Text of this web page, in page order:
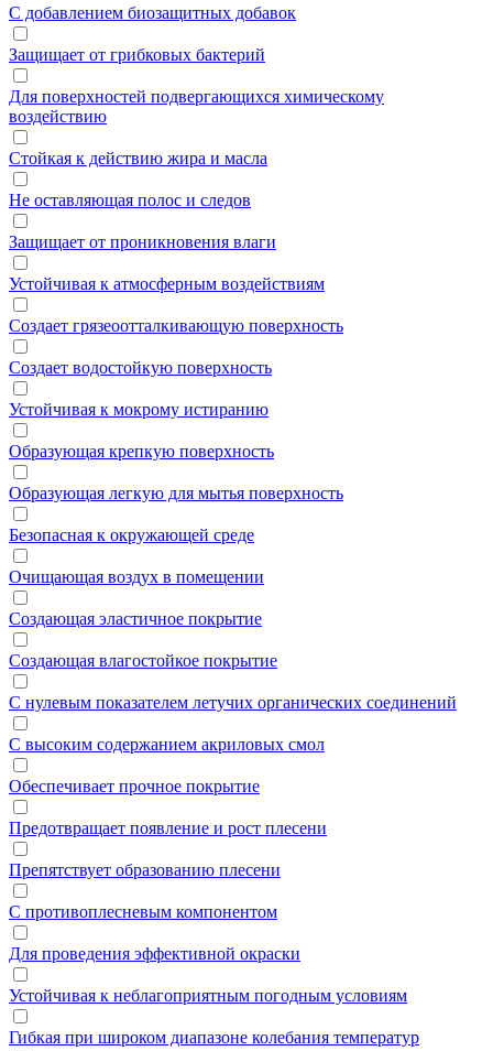
С добавлением биозащитных добавок
Защищает от грибковых бактерий
Для поверхностей подвергающихся химическому
воздействию
Стойкая к действию жира и масла
Не оставляющая полос и следов
Защищает от проникновения влаги
Устойчивая к атмосферным воздействиям
Создает грязеоотталкивающую поверхность
Создает водостойкую поверхность
Устойчивая к мокрому истиранию
Образующая крепкую поверхность
Образующая легкую для мытья поверхность
Безопасная к окружающей среде
Очищающая воздух в помещении
Создающая эластичное покрытие
Создающая влагостойкое покрытие
С нулевым показателем летучих органических соединений
С высоким содержанием акриловых смол
Обеспечивает прочное покрытие
Предотвращает появление и рост плесени
Препятствует образованию плесени
С противоплесневым компонентом
Для проведения эффективной окраски
Устойчивая к неблагоприятным погодным условиям
Гибкая при широком диапазоне колебания температур